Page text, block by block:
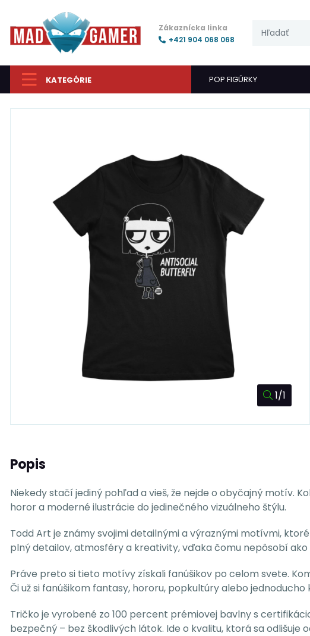
Zákaznícka linka
+421 904 068 068
KATEGÓRIE POP FIGÚRKY
1/1
Popis
Niekedy stačí jediný pohľad a vieš, že nejde o obyčajný motív.
horor a moderné ilustrácie do jedinečného vizuálneho štýlu.
Todd Art je známy svojimi detailnými a výraznými motívmi,
plný detailov, atmosféry a kreativity, vďaka čomu nepôsobí
Práve preto si tieto motívy získali fanúšikov po celom svete.
Či už si fanúšikom fantasy, hororu, popkultúry alebo
Tričko je vyrobené zo 100 percent prémiovej bavlny s
bezpečný – bez škodlivých látok. Ide o kvalitu, ktorá sa